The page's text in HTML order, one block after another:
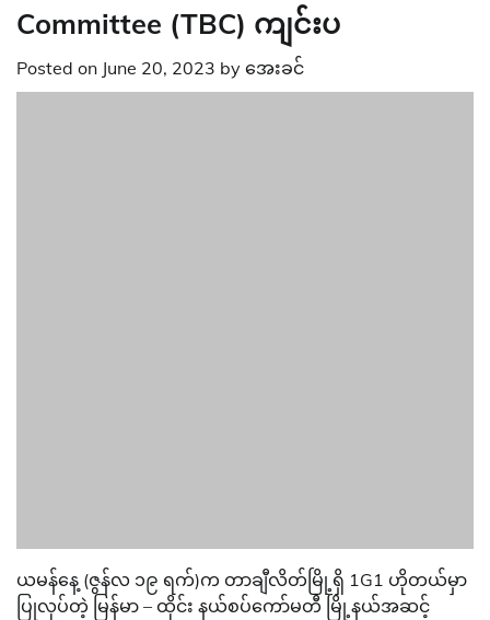
Committee (TBC) ကျင်းပ
Posted on June 20, 2023 by အေးခင်
ယမန်နေ့ (ဇွန်လ ၁၉ ရက်)က တာချီလိတ်မြို့ရှိ 1G1 ဟိုတယ်မှာ
ပြုလုပ်တဲ့ မြန်မာ – ထိုင်း နယ်စပ်ကော်မတီ မြို့နယ်အဆင့်